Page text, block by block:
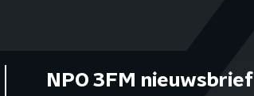
NPO 3FM nieuwsbrief